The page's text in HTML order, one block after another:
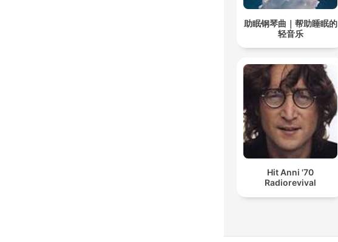
助眠钢琴曲｜帮助睡眠的
轻音乐
Hit Anni '70
Radiorevival